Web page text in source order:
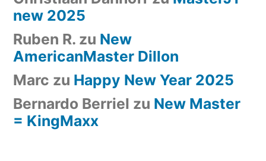
new 2025
Ruben R. zu New
AmericanMaster Dillon
Marc zu Happy New Year 2025
Bernardo Berriel zu New Master
= KingMaxx